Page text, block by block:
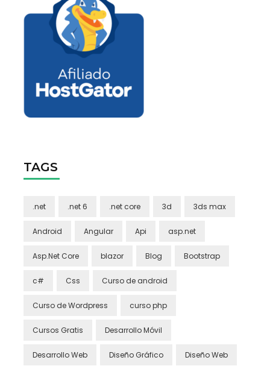
TAGS
.net .net 6 .net core 3d 3ds max
Android Angular Api asp.net
Asp.Net Core blazor Blog Bootstrap
c# Css Curso de android
Curso de Wordpress curso php
Cursos Gratis Desarrollo Móvil
Desarrollo Web Diseño Gráfico Diseño Web